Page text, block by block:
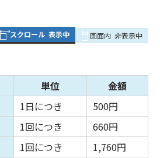
スクロール 表示中 画面内 非表示中
単位
金額
1日につき
500円
1回につき
660円
1回につき 1,760円